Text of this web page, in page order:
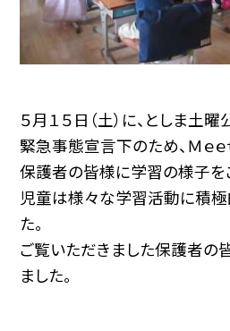
５月１５日（土）に、としま土
緊急事態宣言下のため、Ｍｅｅ
保護者の皆様に学習の様子を
児童は様々な学習活動に積
た。
ご覧いただきました保護者の
ました。